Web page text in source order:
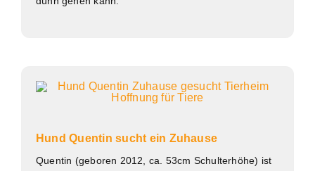
Hund Quentin sucht ein Zuhause
Quentin (geboren 2012, ca. 53cm Schulterhöhe) ist